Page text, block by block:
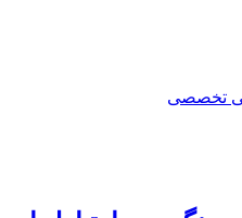
تخصصی